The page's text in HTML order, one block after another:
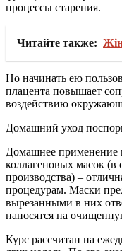
процессы старения.
Читайте также:
Но начинать ею
плацента повышает
воздействию
Домашний уход
Домашнее применение
коллагеновых масок (в
производства) –
процедурам. Маски
вырезанными в них
наносятся на
Курс рассчитан на